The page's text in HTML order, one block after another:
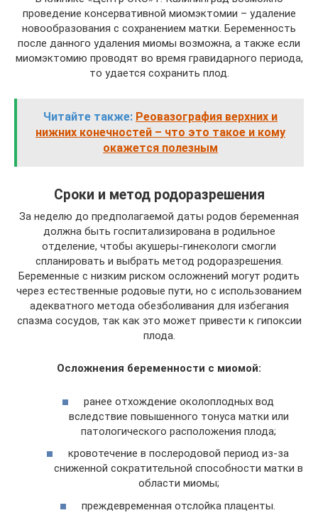
проведение консервативной миомэктомии – удаление
новообразования с сохранением матки. Беременность
после данного удаления миомы возможна, а также если
миомэктомию проводят во время гравидарного периода,
то удается сохранить плод.
Читайте также: Реовазография верхних и
нижних конечностей – что это такое и кому
окажется полезным
Сроки и метод родоразрешения
За неделю до предполагаемой даты родов беременная
должна быть госпитализирована в родильное
отделение, чтобы акушеры-гинекологи смогли
спланировать и выбрать метод родоразрешения.
Беременные с низким риском осложнений могут родить
через естественные родовые пути, но с использованием
адекватного метода обезболивания для избегания
спазма сосудов, так как это может привести к гипоксии
плода.
Осложнения беременности с миомой:
ранее отхождение околоплодных вод
вследствие повышенного тонуса матки или
патологического расположения плода;
кровотечение в послеродовой период из-за
сниженной сократительной способности матки в
области миомы;
преждевременная отслойка плаценты.